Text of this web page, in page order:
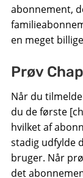
abonnement,
en meget
Prøv
Når du
du de første
hvilket af
stadig udfylde
bruger. Når
det